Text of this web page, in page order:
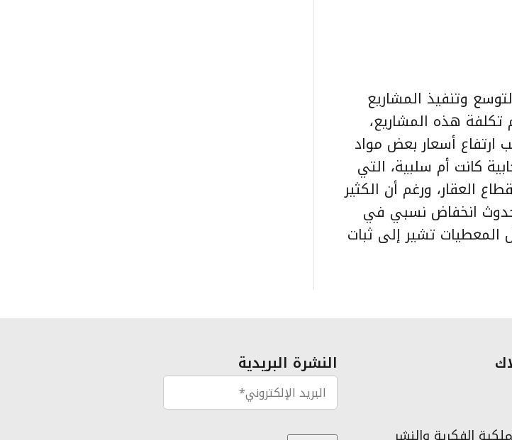
وتنفيذ المشاريع
تكلفة هذه المشاريع،
ارتفاع أسعار بعض مواد
كانت أم سلبية، التي
العقار، ورغم أن الكثير
حدوث انخفاض نسبي في
المعطيات تشير إلى ثبات
النشرة البريدية